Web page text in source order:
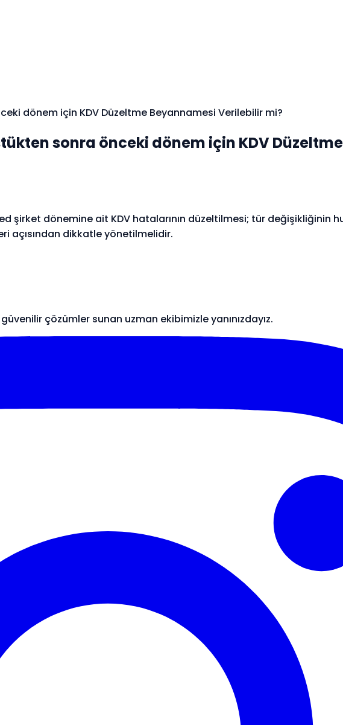
dönem için KDV Düzeltme Beyannamesi Verilebilir mi?
sonra önceki dönem için KDV
dönemine ait KDV hatalarının düzeltilmesi; tür değişikliğinin
açısından dikkatle yönetilmelidir.
çözümler sunan uzman ekibimizle yanınızdayız.